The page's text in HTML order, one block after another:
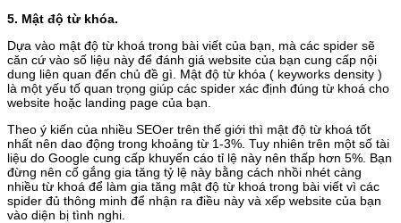
5. Mật độ từ khóa.
Dựa vào mật độ từ khoá trong bài viết của bạn, mà các spider sẽ
căn cứ vào số liệu này để đánh giá website của bạn cung cấp nội
dung liên quan đến chủ đề gì. Mật độ từ khóa ( keyworks density )
là một yếu tố quan trọng giúp các spider xác định đúng từ khoá cho
website hoặc landing page của bạn.
Theo ý kiến của nhiều SEOer trên thế giới thì mật độ từ khoá tốt
nhất nên dao động trong khoảng từ 1-3%. Tuy nhiên trên một số tài
liệu do Google cung cấp khuyến cáo tỉ lệ này nên thấp hơn 5%. Bạn
đừng nên cố gắng gia tăng tỷ lệ này bằng cách nhồi nhét càng
nhiều từ khoá để làm gia tăng mật độ từ khoá trong bài viết vì các
spider đủ thông minh để nhận ra điều này và xếp website của bạn
vào diện bị tình nghi.